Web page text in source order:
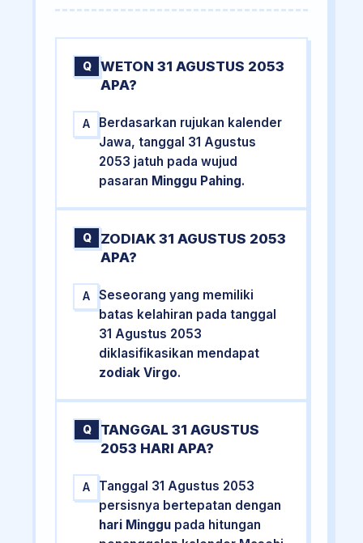
Q
WETON 31 AGUSTUS 2053
APA?
A
Berdasarkan rujukan kalender
Jawa, tanggal 31 Agustus
2053 jatuh pada wujud
pasaran Minggu Pahing.
Q
ZODIAK 31 AGUSTUS 2053
APA?
A
Seseorang yang memiliki
batas kelahiran pada tanggal
31 Agustus 2053
diklasifikasikan mendapat
zodiak Virgo.
Q
TANGGAL 31 AGUSTUS
2053 HARI APA?
A
Tanggal 31 Agustus 2053
persisnya bertepatan dengan
hari Minggu pada hitungan